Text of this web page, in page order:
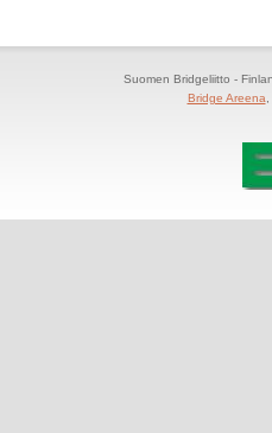
Suomen Bridgeliitto -
Bridge Areena